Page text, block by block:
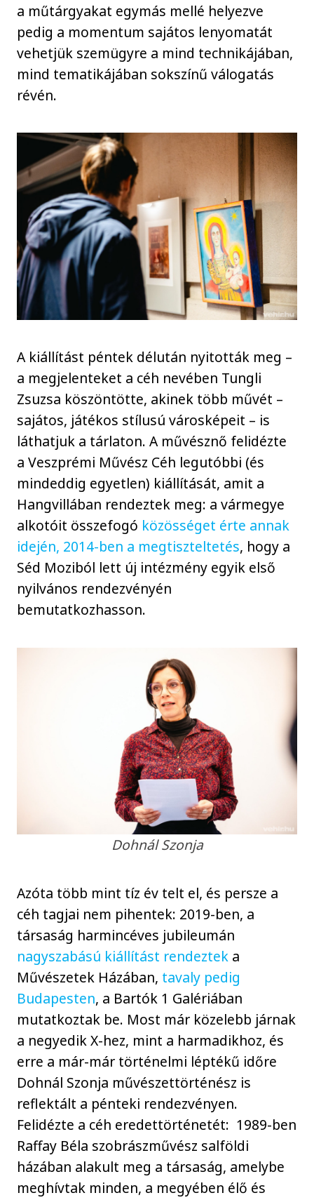
a műtárgyakat egymás mellé helyezve
pedig a momentum sajátos lenyomatát
vehetjük szemügyre a mind technikájában,
mind tematikájában sokszínű válogatás
révén.
A kiállítást péntek délután nyitották meg –
a megjelenteket a céh nevében Tungli
Zsuzsa köszöntötte, akinek több művét –
sajátos, játékos stílusú városképeit – is
láthatjuk a tárlaton. A művésznő felidézte
a Veszprémi Művész Céh legutóbbi (és
mindeddig egyetlen) kiállítását, amit a
Hangvillában rendeztek meg: a vármegye
alkotóit összefogó közösséget érte annak
idején, 2014-ben a megtiszteltetés, hogy a
Séd Moziból lett új intézmény egyik első
nyilvános rendezvényén
bemutatkozhasson.
Dohnál Szonja
Azóta több mint tíz év telt el, és persze a
céh tagjai nem pihentek: 2019-ben, a
társaság harmincéves jubileumán
nagyszabású kiállítást rendeztek a
Művészetek Házában, tavaly pedig
Budapesten, a Bartók 1 Galériában
mutatkoztak be. Most már közelebb járnak
a negyedik X-hez, mint a harmadikhoz, és
erre a már-már történelmi léptékű időre
Dohnál Szonja művészettörténész is
reflektált a pénteki rendezvényen.
Felidézte a céh eredettörténetét: 1989-ben
Raffay Béla szobrászművész salföldi
házában alakult meg a társaság, amelybe
meghívtak minden, a megyében élő és